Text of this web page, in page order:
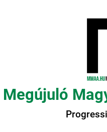
Megújuló